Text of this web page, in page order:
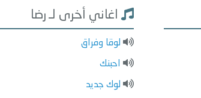
اغاني أخرى لـ رضا
لوقا وفراق
احبنك
لوك جديد